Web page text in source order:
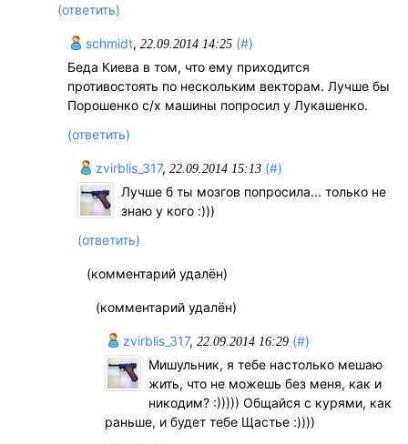
(ответить)
schmidt,22.09.2014 14:25 (#)
Беда Киева в том, что ему приходится
противостоять по нескольким векторам. Лучше бы
Порошенко с/х машины попросил у Лукашенко.
(ответить)
zvirblis_317, 22.09.2014 15:13 (#)
Лучше б ты мозгов попросила... только не
знаю у кого :)))
(ответить)
(комментарий удалён)
(комментарий удалён)
zvirblis_317,22.09.2014 16:29 (#)
Мишульник, я тебе настолько мешаю
жить, что не можешь без меня, как и
никодим? :))))) Общайся с курями, как
раньше, и будет тебе Щастье :))))